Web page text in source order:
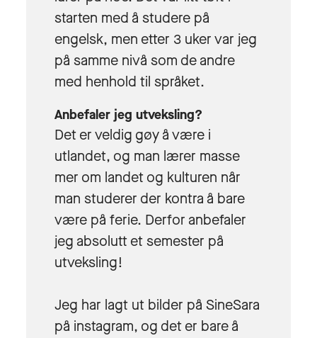
starten med å studere på
engelsk, men etter 3 uker var jeg
på samme nivå som de andre
med henhold til språket.
Anbefaler jeg utveksling?
Det er veldig gøy å være i
utlandet, og man lærer masse
mer om landet og kulturen når
man studerer der kontra å bare
være på ferie. Derfor anbefaler
jeg absolutt et semester på
utveksling!
Jeg har lagt ut bilder på SineSara
på instagram, og det er bare å